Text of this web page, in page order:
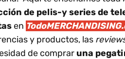
de pelis-y series de
en
y productos, las
de comprar una